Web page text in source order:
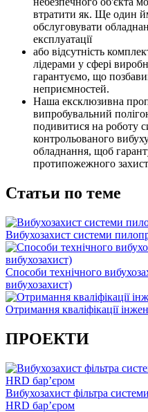
втратити як. Ще один
обслуговувати
експлуатації
або відсутність
лідерами у сфері
гарантуємо, що
неприємностей.
Наша ексклюзивна
випробувальний
подивитися на роботу
контрольованого
обладнання, щоб
протипожежного
Статьи по теме
Вибухозахист системи
Способи технічного
вибухозахист)
Отримання кваліфікації
ПРОЕКТИ
Вибухозахист фільтра
HRD бар’єром